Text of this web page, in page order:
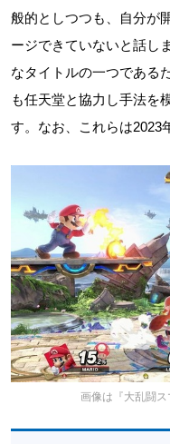
般的としつつも、自分が
ージできていないと話し
なタイトルの一つである
も任天堂と協力し手法を
す。なお、これらは2023
画像は『大乱闘ス